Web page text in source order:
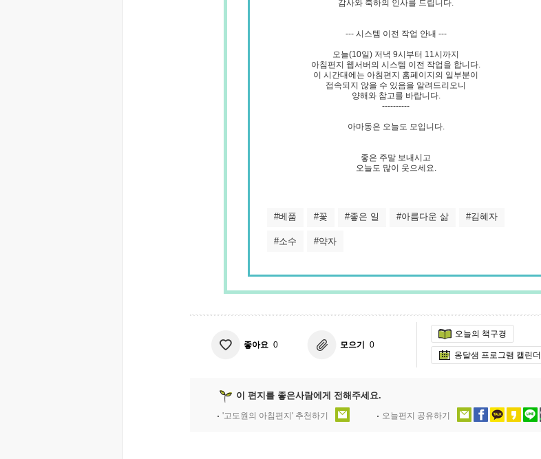
감사와 축하의 인사를 드립니다.
--- 시스템 이전 작업 안내 ---
오늘(10일) 저녁 9시부터 11시까지
아침편지 웹서버의 시스템 이전 작업을 합니다.
이 시간대에는 아침편지 홈페이지의 일부분이
접속되지 않을 수 있음을 알려드리오니
양해와 참고를 바랍니다.
----------
아마동은 오늘도 모입니다.
좋은 주말 보내시고
오늘도 많이 웃으세요.
#베품 #꽃 #좋은 일 #아름다운 삶 #김혜자
#소수 #약자
좋아요 0 모으기 0
오늘의 책구경
옹달샘 프로그램 캘린더
이 편지를 좋은사람에게 전해주세요.
'고도원의 아침편지' 추천하기 오늘편지 공유하기